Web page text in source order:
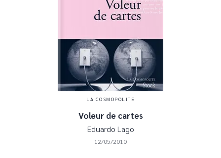
LA COSMOPOLITE
Voleur de cartes
Eduardo Lago
12/05/2010